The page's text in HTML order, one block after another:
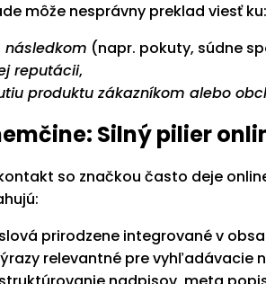
môže nesprávny preklad viesť ku:
(napr. pokuty, súdne
reputácii,
produktu zákazníkom alebo
Silný pilier
so značkou často deje
prirodzene integrované v
relevantné pre vyhľadávacie